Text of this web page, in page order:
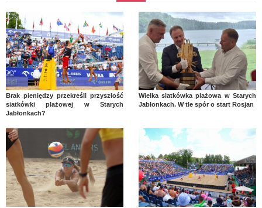
Brak pieniędzy przekreśli przyszłość
siatkówki plażowej w Starych
Jabłonkach?
Wielka siatkówka plażowa w Starych
Jabłonkach. W tle spór o start Rosjan